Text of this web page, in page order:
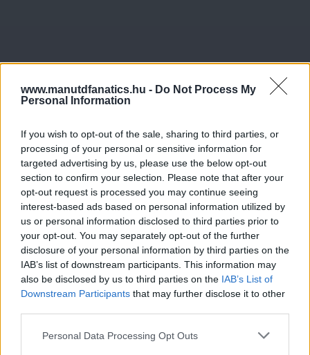
www.manutdfanatics.hu - Do Not Process My
Personal Information
If you wish to opt-out of the sale, sharing to third parties, or
processing of your personal or sensitive information for
targeted advertising by us, please use the below opt-out
section to confirm your selection. Please note that after your
opt-out request is processed you may continue seeing
interest-based ads based on personal information utilized by
us or personal information disclosed to third parties prior to
your opt-out. You may separately opt-out of the further
disclosure of your personal information by third parties on the
IAB’s list of downstream participants. This information may
also be disclosed by us to third parties on the IAB’s List of
Downstream Participants that may further disclose it to other
Please note that this website/app uses one or more Google
Personal Data Processing Opt Outs
Meccs Center